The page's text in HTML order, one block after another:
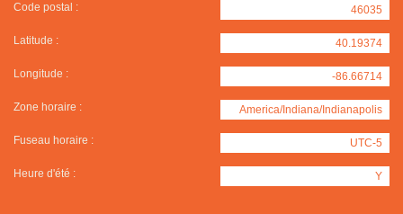
Code postal : 46035
Latitude : 40.19374
Longitude : -86.66714
Zone horaire : America/Indiana/Indianapolis
Fuseau horaire : UTC-5
Heure d'été : Y